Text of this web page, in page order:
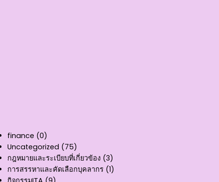
finance (0)
Uncategorized (75)
กฎหมายและระเบียบที่เกี่ยวข้อง (3)
การสรรหาและคัดเลือกบุคลากร (1)